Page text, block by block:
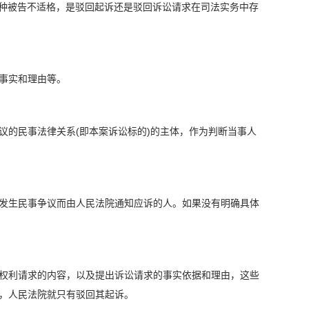
告不适格，是驳回起诉还是驳回诉讼请求在司法实务中存
实和理由等。
的民事法律关系(即本案诉讼标的)的主体，作为判断当事人
生民事争议而由人民法院通知应诉的人。如果没有明确具体
利请求的内容，以及提出诉讼请求的事实依据和理由，这些
民法院就只有驳回其起诉。